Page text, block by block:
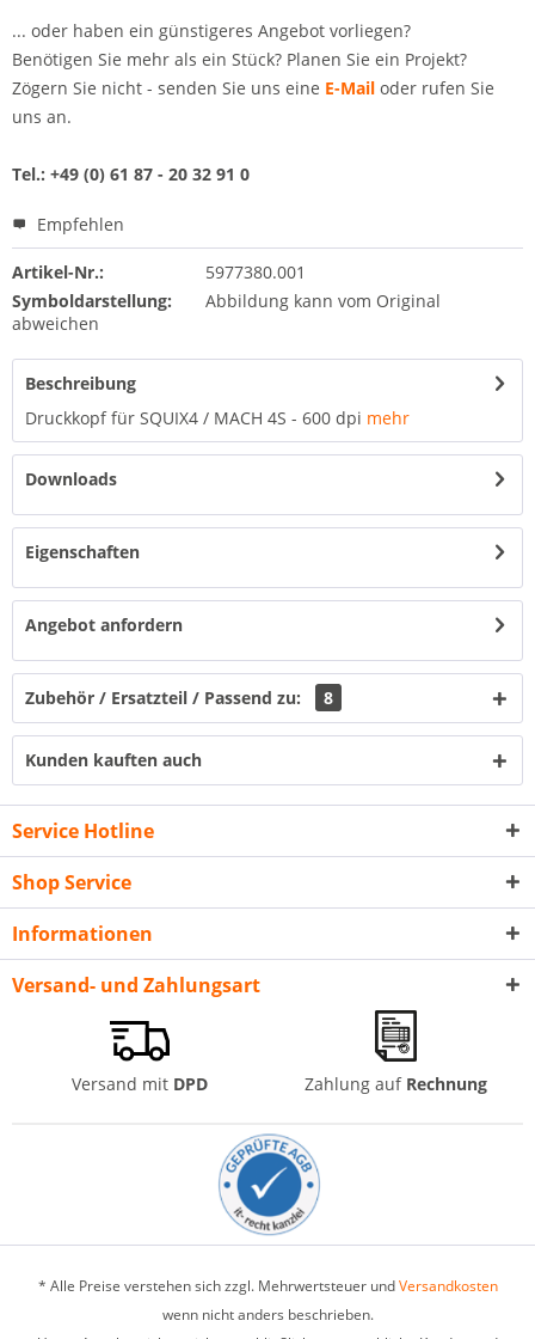
... oder haben ein günstigeres Angebot vorliegen?
Benötigen Sie mehr als ein Stück? Planen Sie ein Projekt?
Zögern Sie nicht - senden Sie uns eine E-Mail oder rufen Sie
uns an.
Tel.: +49 (0) 61 87 - 20 32 91 0
Empfehlen
Artikel-Nr.:
5977380.001
Symboldarstellung:
Abbildung kann vom Original
abweichen
Beschreibung
Druckkopf für SQUIX4 / MACH 4S - 600 dpi mehr
Downloads
Eigenschaften
Angebot anfordern
Zubehör / Ersatzteil / Passend zu: 8
Kunden kauften auch
Service Hotline
Shop Service
Informationen
Versand- und Zahlungsart
Versand mit DPD Zahlung auf Rechnung
* Alle Preise verstehen sich zzgl. Mehrwertsteuer undVersandkosten
wenn nicht anders beschrieben.